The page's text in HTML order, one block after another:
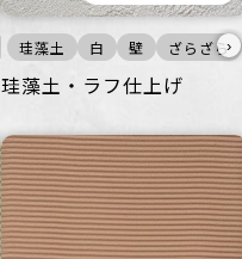
住空間 商業空間 宿泊施設
珪藻土 白 壁 ざらざら›
珪藻土・ラフ仕上げ